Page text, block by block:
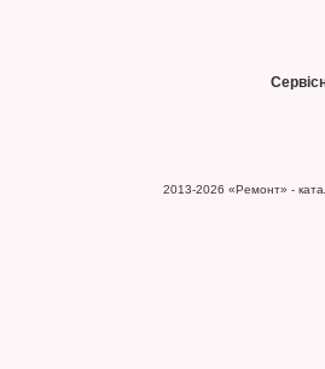
2013-2026 «Ремонт» -